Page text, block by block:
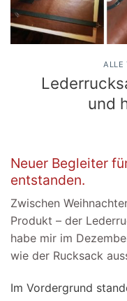
ALLE
und
Neuer Begleiter
entstanden.
Zwischen
Produkt – der
habe mir im
wie der Rucksack
Im Vordergrund